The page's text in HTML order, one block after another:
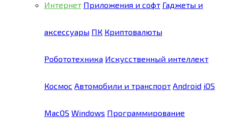
Интернет Приложения и софт Гаджеты и
аксессуары ПК Криптовалюты
Робототехника Искусственный интеллект
Космос Автомобили и транспорт Android iOS
MacOS Windows Программирование